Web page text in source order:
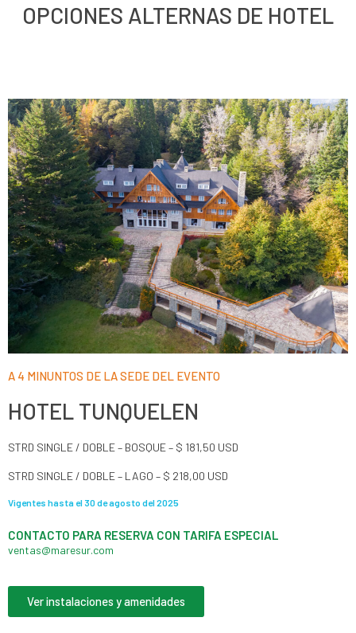
OPCIONES ALTERNAS DE HOTEL
A 4 MINUNTOS DE LA SEDE DEL EVENTO
HOTEL TUNQUELEN
STRD SINGLE / DOBLE – BOSQUE – $ 181,50 USD
STRD SINGLE / DOBLE – LAGO – $ 218,00 USD
Vigentes hasta el 30 de agosto del 2025
CONTACTO PARA RESERVA CON TARIFA ESPECIAL​
ventas@maresur.com
Ver instalaciones y amenidades